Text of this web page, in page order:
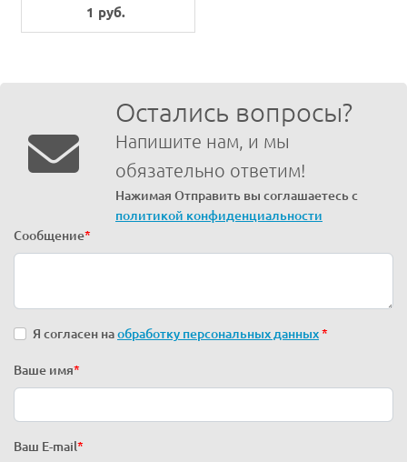
VALVE
1 руб.
Остались вопросы?
Напишите нам, и мы
обязательно ответим!
Нажимая Отправить вы соглашаетесь с
политикой конфиденциальности
Сообщение*
Я согласен наобработку персональных данных*
Ваше имя*
Ваш E-mail *